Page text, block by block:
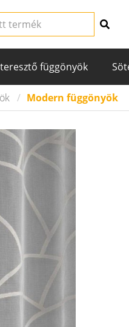
függönyök
Modern függönyök